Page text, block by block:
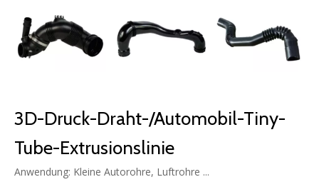
3D-Druck-Draht-/Automobil-Tiny-
Tube-Extrusionslinie
Anwendung: Kleine Autorohre, Luftrohre ...